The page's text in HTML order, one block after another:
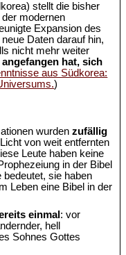
stellt die bisher
modernen
Expansion des
Daten darauf hin,
nicht mehr weiter
hat, sich
aus Südkorea:
)
wurdenzufällig
von weit entfernten
Leute haben keine
in der Bibel
sie haben
Leben eine Bibel in der
einmal : vor
hell
Sohnes Gottes